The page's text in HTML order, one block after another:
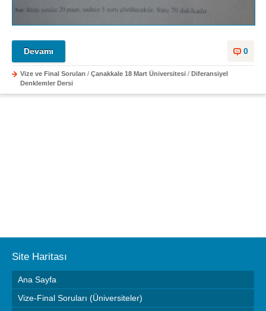
0
Devamı
Vize ve Final Soruları / Çanakkale 18 Mart Üniversitesi / Diferansiyel
Denklemler Dersi
Site Haritası
Ana Sayfa
Vize-Final Soruları (Üniversiteler)